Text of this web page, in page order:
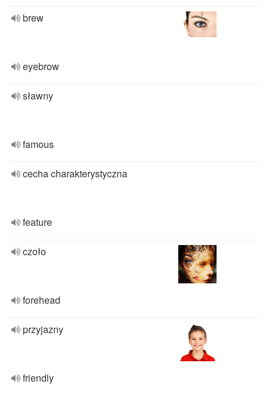
brew
eyebrow
sławny
famous
cecha charakterystyczna
feature
czoło
forehead
przyjazny
friendly